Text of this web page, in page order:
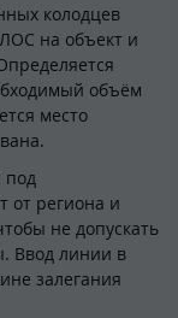
колодцев
на объект и
объём
место
под
от региона и
не допускать
Ввод линии в
залегания